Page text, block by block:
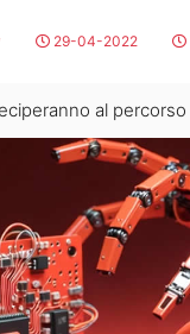
29-04-2022
al